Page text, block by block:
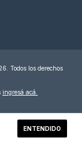
ENTENDIDO
Todos los derechos
ingresá acá.